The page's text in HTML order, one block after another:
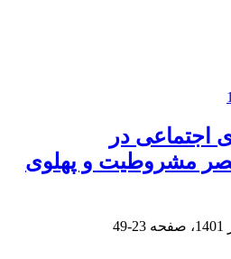
اجتماعی در
مشروطیت و پهلوی
23-49